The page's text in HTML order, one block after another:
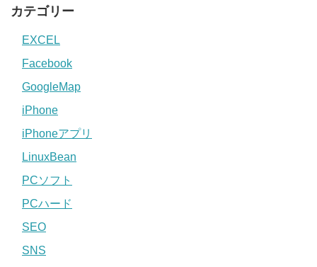
カテゴリー
EXCEL
Facebook
GoogleMap
iPhone
iPhoneアプリ
LinuxBean
PCソフト
PCハード
SEO
SNS